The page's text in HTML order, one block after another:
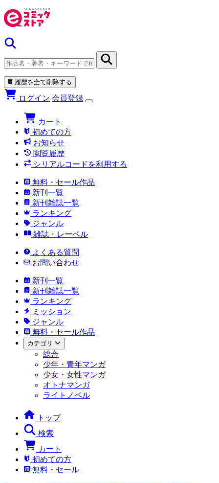
履歴を全て削除する
ログイン 会員登録
カート
初めての方
お知らせ
閲覧履歴
シリアルコードを利用する
無料・セール作品
新刊一覧
新刊雑誌一覧
ランキング
ジャンル
雑誌・レーベル
よくある質問
お問い合わせ
新刊一覧
新刊雑誌一覧
ランキング
ミッション
ジャンル
無料・セール作品
カテゴリ
総合
少年・青年マンガ
少女・女性マンガ
オトナマンガ
ライトノベル
トップ
検索
カート
初めての方
無料・セール